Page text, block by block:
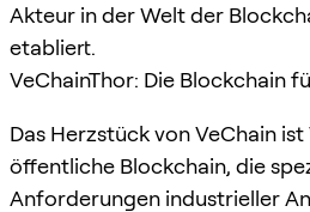
Akteur in der Welt der
etabliert.
VeChainThor: Die Blockchain
Das Herzstück von VeChain
öffentliche Blockchain, die
Anforderungen industrieller